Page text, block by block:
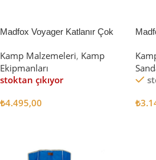
Madfox Voyager Katlanır Çok
[Vagon] BLACK
Kamp Malzemeleri, Kamp
Ekipmanları
stoktan çıkıyor
₺4.495,00
₺